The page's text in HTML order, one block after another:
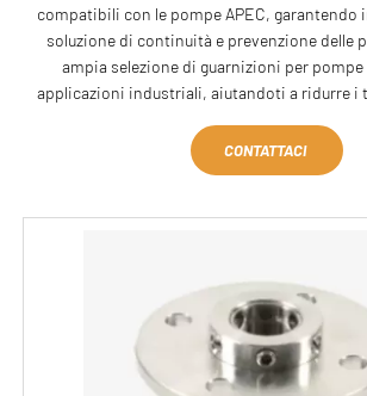
compatibili con le pompe APEC, garantendo
soluzione di continuità e prevenzione delle
ampia selezione di guarnizioni per
applicazioni industriali, aiutandoti a ridurre
CONTATTACI